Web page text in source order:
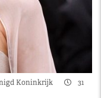
Koninkrijk
31